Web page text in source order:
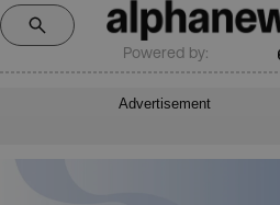
Powered by:
Advertisement